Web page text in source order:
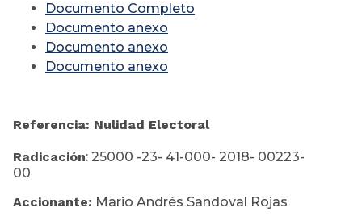
Documento Completo
Documento anexo
Documento anexo
Documento anexo
Referencia: Nulidad Electoral
Radicación: 25000 -23- 41-000- 2018- 00223-
00
Accionante: Mario Andrés Sandoval Rojas